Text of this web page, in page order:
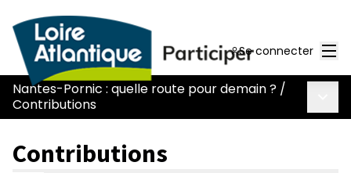
Se connecter
Nantes-Pornic : quelle route pour demain ? /
Contributions
Contributions